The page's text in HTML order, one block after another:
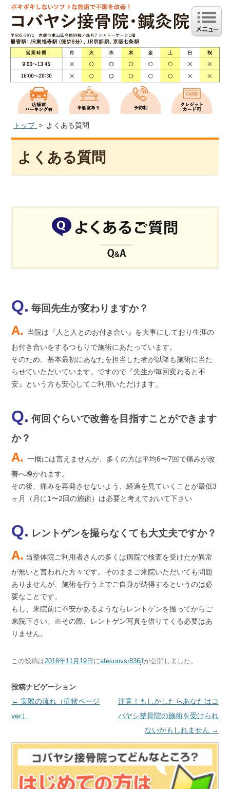
トップ よくある質問
よくある質問
Q. 毎回先生が変わりますか？
A.
当院は『人と人とのお付き合い』を大事にしており生涯の
お付き合いをするつもりで施術にあたっています。
そのため、基本最初にあなたを担当した者が以降も施術に当た
らせていただいています。ですので『先生が毎回変わると不
安』という方も安心してご利用いただけます。
Q. 何回ぐらいで改善を目指すことができます
か？
A. 一概には言えませんが、多くの方は平均6〜7回で痛みが改
善へ導かれます。
その後、痛みを再発させないよう、経過を見ていくことが最低3
ヶ月（月に1〜2回の施術）は必要と考えておいて下さい
Q. レントゲンを撮らなくても大丈夫ですか？
A. 当整体院ご利用者さんの多くは病院で検査を受けたが異常
が無いと言われた方々です。そのままご来院いただいても問題
ありませんが、施術を行う上でご自身が納得するというのは必
要なことです。
もし、来院前に不安があるようならレントゲンを撮ってからご
来院下さい。※その際、レントゲン写真を借りてくる必要はあ
りません。
この投稿は2016年11月19日 にafesunvsr836jfが公開しました 。
投稿ナビゲーション
← 実際の流れ（症状ページ
ver）
注意！もしかしたらあなたはコ
バヤシ整骨院の施術を受けられ
ないかもしれません →